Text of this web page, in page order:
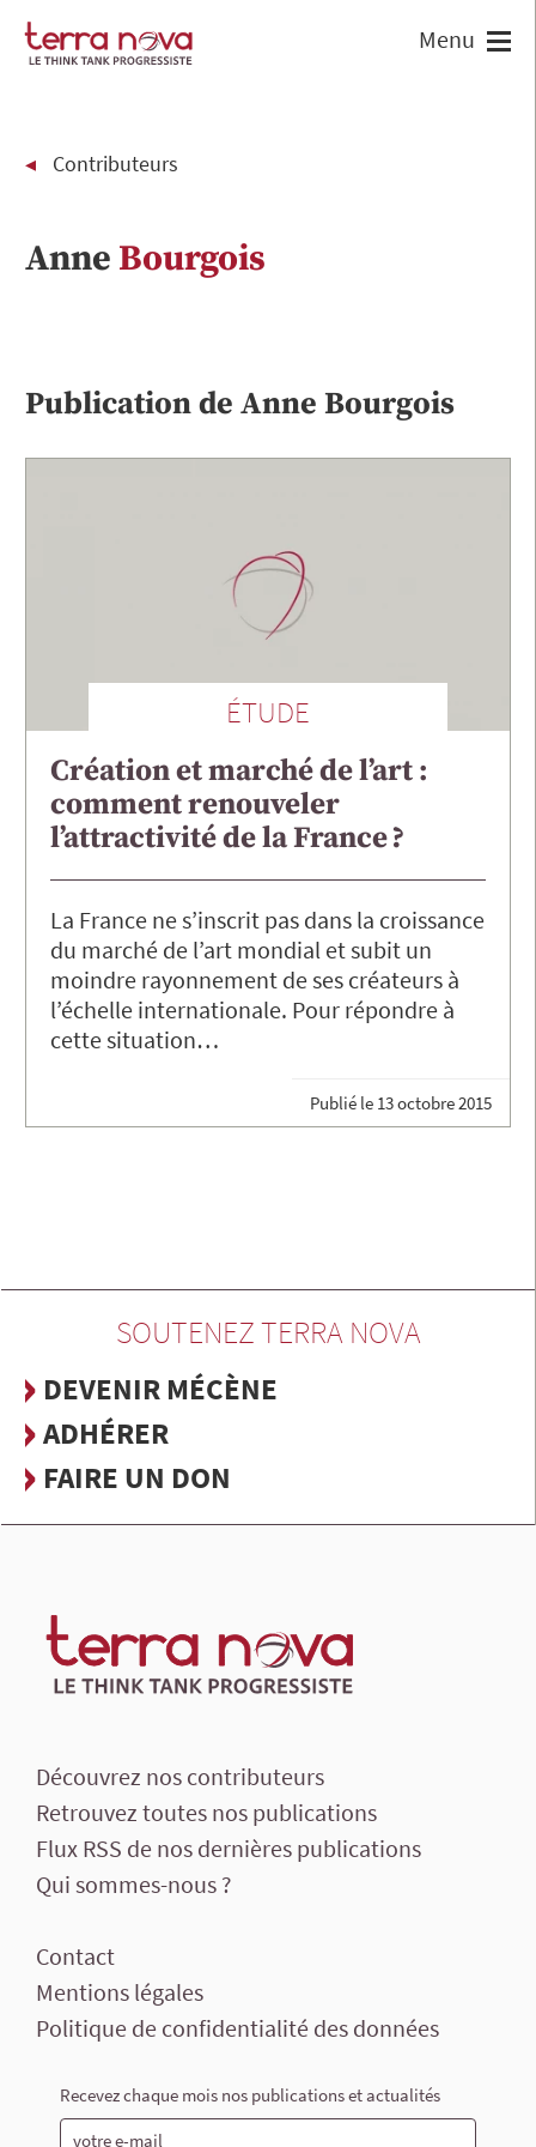
Contributeurs
Anne Bourgois
Publication de Anne Bourgois
ÉTUDE
Création et marché de l’art :
comment renouveler
l’attractivité de la France ?
La France ne s’inscrit pas dans la croissance
du marché de l’art mondial et subit un
moindre rayonnement de ses créateurs à
l’échelle internationale. Pour répondre à
cette situation…
Publié le 13 octobre 2015
SOUTENEZ TERRA NOVA
DEVENIR MÉCÈNE
ADHÉRER
FAIRE UN DON
Découvrez nos contributeurs
Retrouvez toutes nos publications
Flux RSS de nos dernières publications
Qui sommes-nous ?
Contact
Mentions légales
Politique de confidentialité des données
Recevez chaque mois nos publications et actualités